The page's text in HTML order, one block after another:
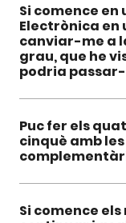
Si comence en
Electrònica
canviar-me a
grau, que he
podria passar-
Puc fer els
cinquè amb
Si comence els